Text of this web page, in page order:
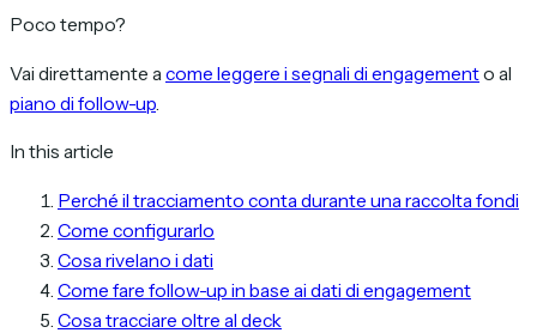
Poco tempo?
Vai direttamente a come leggere i segnali di engagemento al
piano di follow-up
In this article
Perché il tracciamento conta durante una raccolta fondi
Come configurarlo
Cosa rivelano i dati
Come fare follow-up in base ai dati di engagement
Cosa tracciare oltre al deck